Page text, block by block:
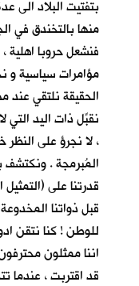
بتفتيت البلاد الى
منها بالتخندق في
فنشعل حروبا
مؤامرات سياسية و
الحقيقة نلتقي
نقبِّل ذات اليد
، لا نجرؤ على
المُبرمجة . ونكتشف
قدرتنا على
قبل ذواتنا
للوطن ! كنا نتقن
اننا ممثلون
قد اقتربت ، عندما